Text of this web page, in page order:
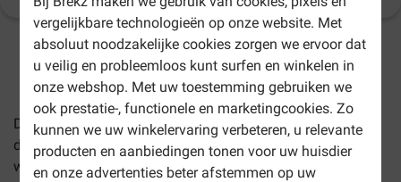
vergelijkbare technologieën op onze website. Met
absoluut noodzakelijke cookies zorgen we ervoor dat
u veilig en probleemloos kunt surfen en winkelen in
onze webshop. Met uw toestemming gebruiken we
ook prestatie-, functionele en marketingcookies. Zo
kunnen we uw winkelervaring verbeteren, u relevante
producten en aanbiedingen tonen voor uw huisdier
en onze advertenties beter afstemmen op uw
1-3 werkdagen levertijd, tenzij anders aangegeven
De Kong Wobbler voor de hondis een leuk speeltje waarin
de dagelijkse hondenvoeding of een snack verstopt kan
worden.